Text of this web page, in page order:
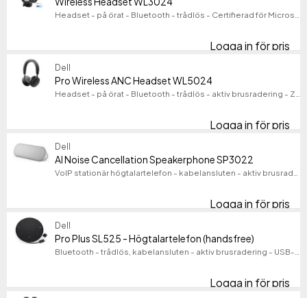
246
Visa fler
Ljudutgångsläge
Ljudutgångsläge
Mono
Trådat/trådlöst
Produktlinje
Produktlinje
ModellModell
Headset - på örat - Bluetooth - trådlös - Certifierad för Microsoft-teams, Zoomcertifierad
Logga in för pris
Dell
Pro Wireless ANC Headset WL5024
Headset - på örat - Bluetooth - trådlös - aktiv brusradering - Zoomcertifierad, Certifierad för Microsoft-teams
Logga in för pris
Dell
AI Noise Cancellation Speakerphone SP3022
VoIP stationär högtalartelefon - kabelansluten - aktiv brusradering - USB-A, USB-C
Logga in för pris AI
Dell
Pro Plus SL525 - Högtalartelefon (handsfree)
Bluetooth - trådlös, kabelansluten - aktiv brusradering - USB-C - Certifierad för Microsoft-teams, Zoomcertifierad
Logga in för pris